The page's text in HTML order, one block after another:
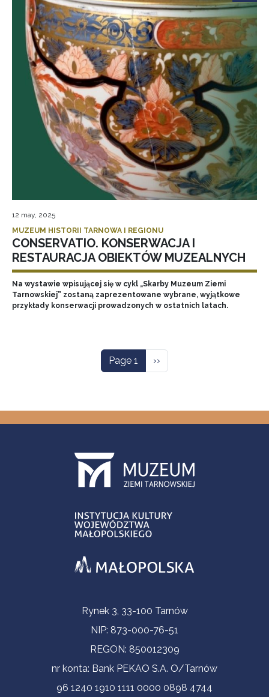
12 may, 2025
MUZEUM HISTORII TARNOWA I REGIONU
CONSERVATIO. KONSERWACJA I
RESTAURACJA OBIEKTÓW MUZEALNYCH
Na wystawie wpisującej się w cykl „Skarby Muzeum Ziemi
Tarnowskiej” zostaną zaprezentowane wybrane, wyjątkowe
przykłady konserwacji prowadzonych w ostatnich latach.
Page 1 Next page
››
Contact InformationRynek 3, 33-100 Tarnów
NIP: 873-000-76-51
REGON: 850012309
nr konta: Bank PEKAO S.A. O/Tarnów
96 1240 1910 1111 0000 0898 4744